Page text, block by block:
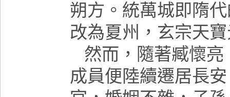
朔方。統萬城即隋
改為夏州，玄宗天
然而，隨著臧懷
成員便陸續遷居長